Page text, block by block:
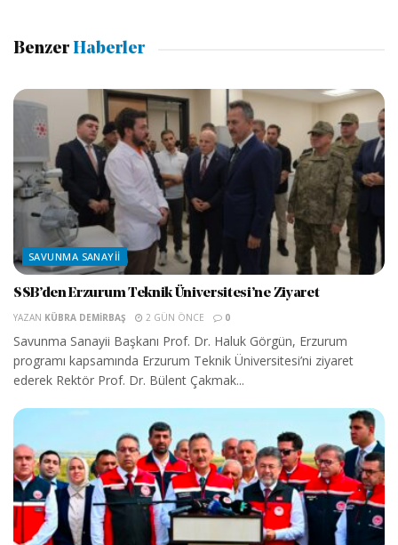
Benzer Haberler
SAVUNMA SANAYII
SSB’den Erzurum Teknik Üniversitesi’ne Ziyaret
YAZAN KÜBRA DEMIRBAŞ 2 GÜN ÖNCE 0
Savunma Sanayii Başkanı Prof. Dr. Haluk Görgün, Erzurum
programı kapsamında Erzurum Teknik Üniversitesi’ni ziyaret
ederek Rektör Prof. Dr. Bülent Çakmak...